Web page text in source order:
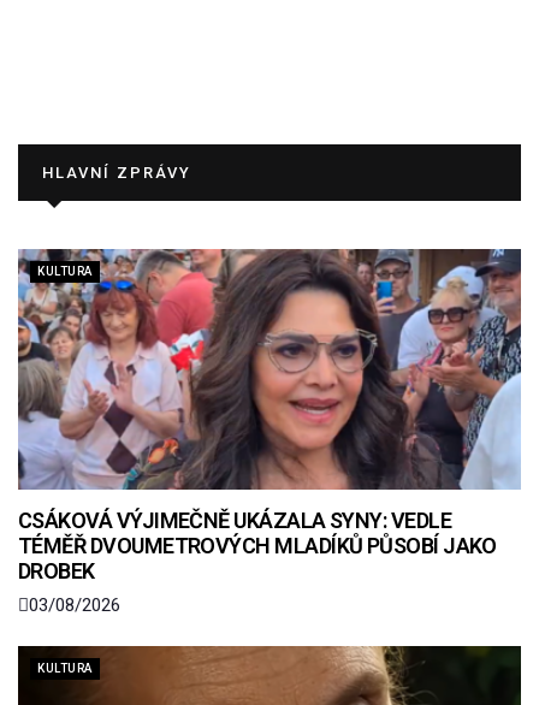
HLAVNÍ ZPRÁVY
KULTURA
CSÁKOVÁ VÝJIMEČNĚ UKÁZALA SYNY: VEDLE
TÉMĚŘ DVOUMETROVÝCH MLADÍKŮ PŮSOBÍ JAKO
DROBEK
03/08/2026
KULTURA